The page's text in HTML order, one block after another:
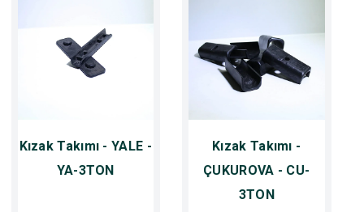
Kızak Takımı - YALE -
YA-3TON
Kızak Takımı -
ÇUKUROVA - CU-
3TON